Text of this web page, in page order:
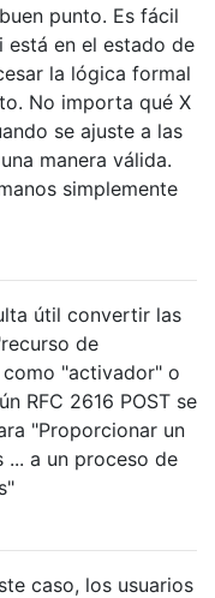
punto. Es fácil
está en el estado de
la lógica formal
No importa qué X
se ajuste a las
manera válida.
simplemente
útil convertir las
de
"activador" o
RFC 2616 POST se
"Proporcionar un
... a un proceso de
caso, los usuarios